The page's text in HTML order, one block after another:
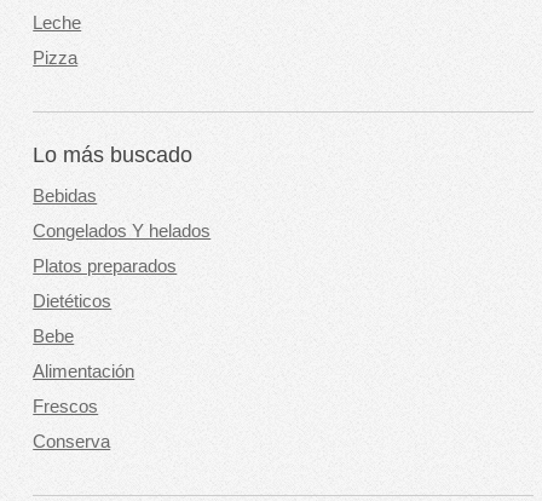
Leche
Pizza
Lo más buscado
Bebidas
Congelados Y helados
Platos preparados
Dietéticos
Bebe
Alimentación
Frescos
Conserva